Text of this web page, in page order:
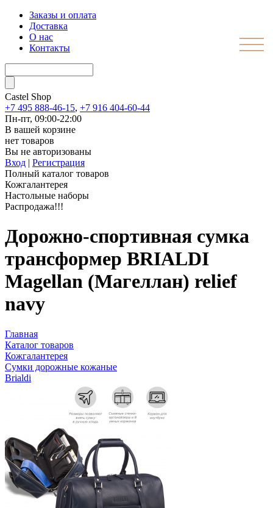
Заказы и оплата
Доставка
О нас
Контакты
Castel Shop
+7 495 888-46-15, +7 916 404-60-44
Пн-пт, 09:00-22:00
В вашей корзине
нет товаров
Вы не авторизованы
Вход | Регистрация
Полный каталог товаров
Кожгалантерея
Настольные наборы
Распродажа!!!
Дорожно-спортивная сумка
трансформер BRIALDI
Magellan (Магеллан) relief
navy
Главная
Каталог товаров
Кожгалантерея
Сумки дорожные кожаные
Brialdi